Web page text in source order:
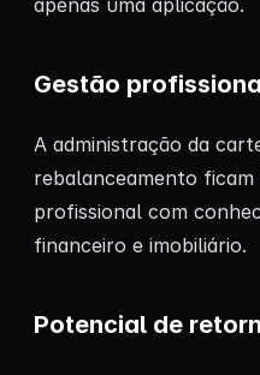
apenas uma aplicação.
Gestão
A administração da
rebalanceamento ficam
profissional com
financeiro e imobiliário.
Potencial de